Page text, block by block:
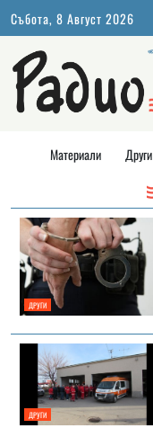
Събота, 8 Август 2026
Материали Други
ДРУГИ
ДРУГИ